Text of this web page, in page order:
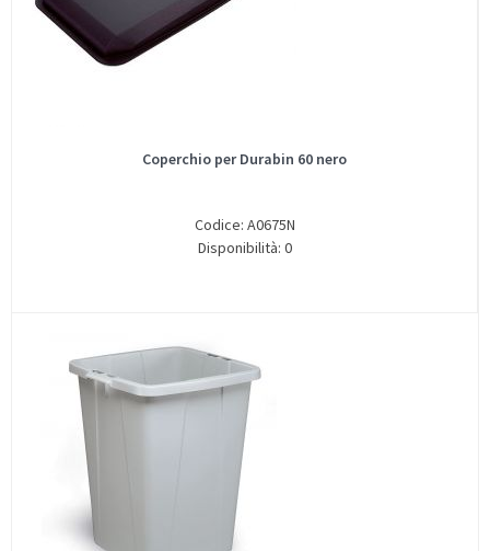
Coperchio per Durabin 60 nero
Codice: A0675N
Disponibilità: 0